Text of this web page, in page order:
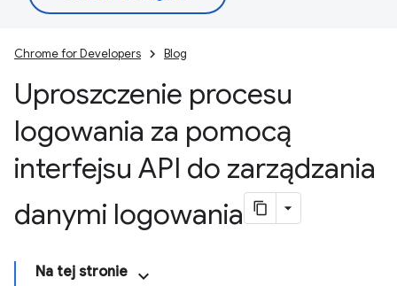
Chrome for Developers Blog
Uproszczenie procesu
logowania za pomocą
interfejsu API do zarządzania
danymi logowania
Na tej stronie